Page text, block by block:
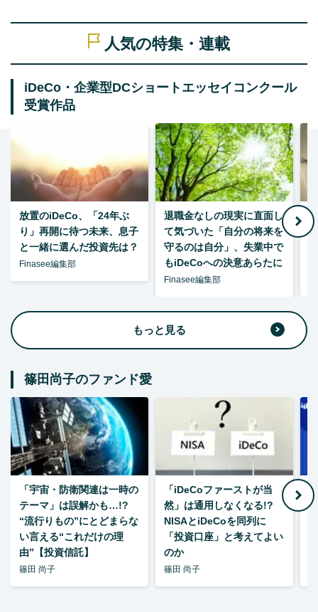
人気の特集・連載
iDeCo・企業型DCショートエッセイコンクール
受賞作品
放置のiDeCo、「24年ぶ
り」再開に待つ未来、息子
と一緒に選んだ投資先は？
Finasee編集部
退職金なしの現実に直面し
て気づいた「自分の将来を
守るのは自分」、失業中で
もiDeCoへの決意あらたに
Finasee編集部
もっと見る
篠田尚子のファンド愛
「宇宙・防衛関連は一時の
テーマ」は誤解かも…!?
“流行りもの”にとどまらな
い言える“これだけの理
由”【投資信託】
篠田 尚子
「iDeCoファーストが当
然」は通用しなくなる!?
NISAとiDeCoを同列に
「投資口座」と考えてよい
のか
篠田 尚子